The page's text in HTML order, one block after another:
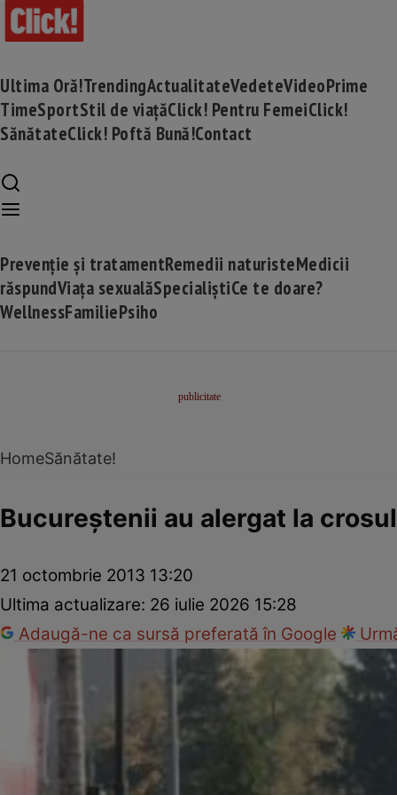
Ultima Oră!TrendingActualitateVedeteVideoPrime
TimeSportStil de viațăClick! Pentru FemeiClick!
SănătateClick! Poftă Bună!Contact
Prevenție și tratamentRemedii naturisteMedicii
răspundViața sexualăSpecialiștiCe te doare?
WellnessFamiliePsiho
HomeSănătate!
Bucureştenii au alergat la
21 octombrie 2013 13:20
Ultima actualizare: 26 iulie 2026 15:28
Adaugă-ne ca sursă preferată în Google